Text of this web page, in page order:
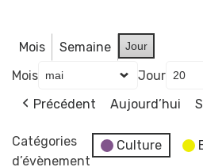
Mois Semaine Jour
Mois Jour
Précédent
Aujourd’hui
Catégories
d’évènement
Culture